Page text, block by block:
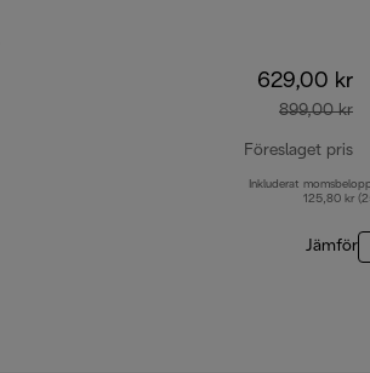
629,00 kr
899,00 kr
Föreslaget pris
Inkluderat
125,80 kr
Jämför